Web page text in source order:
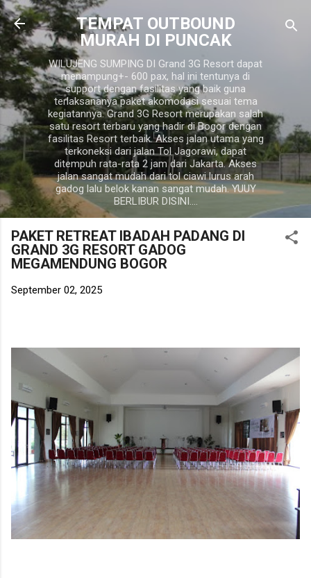
Langsung ke konten utama
TEMPAT OUTBOUND
MURAH DI PUNCAK
WILUJENG SUMPING DI Grand 3G Resort dapat
menampung+- 600 pax, hal ini tentunya di
support dengan fasilitas yang baik guna
terlaksananya paket akomodasi sesuai tema
kegiatannya. Grand 3G Resort merupakan salah
satu resort terbaru yang hadir di Bogor dengan
fasilitas Resort terbaik. Akses jalan utama yang
terkoneksi dari jalan Tol Jagorawi, dapat
ditempuh rata-rata 2 jam dari Jakarta. Akses
jalan sangat mudah dari tol ciawi lurus arah
gadog lalu belok kanan sangat mudah. YUUY
BERLIBUR DISINI....
PAKET RETREAT IBADAH PADANG DI
GRAND 3G RESORT GADOG
MEGAMENDUNG BOGOR
September 02, 2025